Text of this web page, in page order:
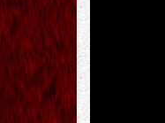
-
Powertrip